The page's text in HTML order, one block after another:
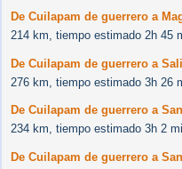
De Cuilapam de guerrero a
214 km, tiempo estimado 2h 45
De Cuilapam de guerrero a
276 km, tiempo estimado 3h 26
De Cuilapam de guerrero a
234 km, tiempo estimado 3h 2
De Cuilapam de guerrero a